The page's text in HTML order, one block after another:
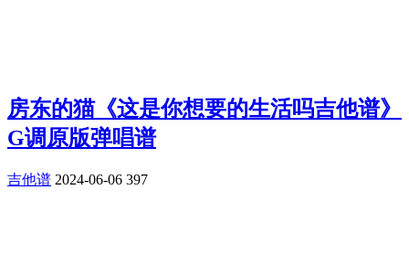
房东的猫《这是你想要的生活吗吉他谱》
G调原版弹唱谱
吉他谱 2024-06-06 397